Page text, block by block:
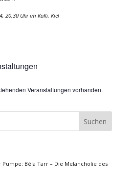
20.30 Uhr im KoKi, Kiel
Veranstaltungen vorhanden.
Béla Tarr – Die Melancholie des